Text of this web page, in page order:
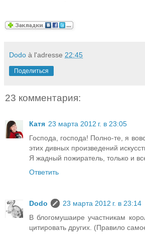
Dodo à l'adresse 22:45
Поделиться
23 комментария:
Катя 23 марта 2012 г. в 23:05
Господа, господа! Полно-те, я
этих дивных произведений
Я жадный пожиратель, только и
Ответить
Dodo
23 марта 2012 г. в 23:14
В блогомушаире участникам
цитировать других. (Правило